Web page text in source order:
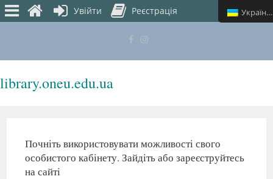
library.oneu.edu.ua
Почніть використовувати можливості свого
особистого кабінету. Зайдіть або зареєструйтесь
на сайті
Увійти Реєстрація Українська